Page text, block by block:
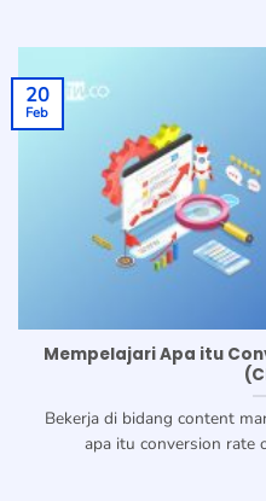
Mempelajari Apa itu
Bekerja di bidang content
apa itu conversion rate
20
Feb